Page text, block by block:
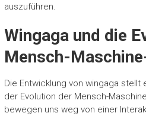
auszuführen.
Wingaga und die
Mensch-
Die Entwicklung von wingaga
der Evolution der Mensch-
bewegen uns weg von einer